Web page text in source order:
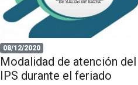
08/12/2020
Modalidad de atención del
IPS durante el feriado